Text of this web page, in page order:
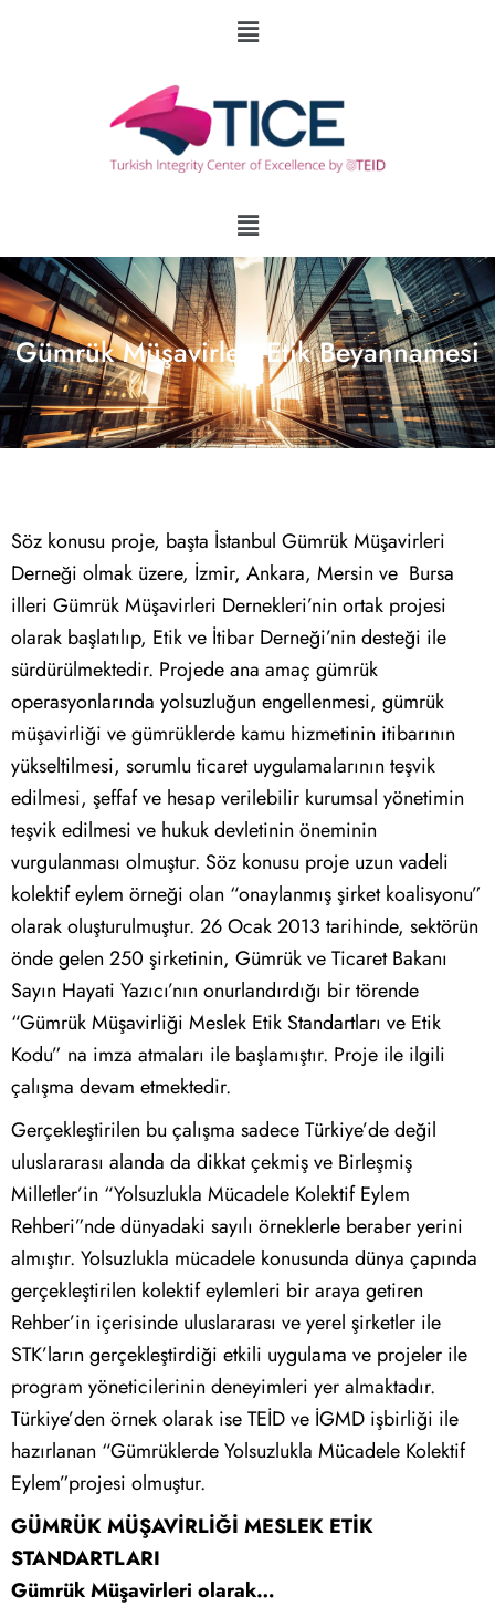
Gümrük Müşavirleri Etik Beyannamesi
Söz konusu proje, başta İstanbul Gümrük Müşavirleri
Derneği olmak üzere, İzmir, Ankara, Mersin ve Bursa
illeri Gümrük Müşavirleri Dernekleri’nin ortak projesi
olarak başlatılıp, Etik ve İtibar Derneği’nin desteği ile
sürdürülmektedir. Projede ana amaç gümrük
operasyonlarında yolsuzluğun engellenmesi, gümrük
müşavirliği ve gümrüklerde kamu hizmetinin itibarının
yükseltilmesi, sorumlu ticaret uygulamalarının teşvik
edilmesi, şeffaf ve hesap verilebilir kurumsal yönetimin
teşvik edilmesi ve hukuk devletinin öneminin
vurgulanması olmuştur. Söz konusu proje uzun vadeli
kolektif eylem örneği olan “onaylanmış şirket koalisyonu”
olarak oluşturulmuştur. 26 Ocak 2013 tarihinde, sektörün
önde gelen 250 şirketinin, Gümrük ve Ticaret Bakanı
Sayın Hayati Yazıcı’nın onurlandırdığı bir törende
“Gümrük Müşavirliği Meslek Etik Standartları ve Etik
Kodu” na imza atmaları ile başlamıştır. Proje ile ilgili
çalışma devam etmektedir.
Gerçekleştirilen bu çalışma sadece Türkiye’de değil
uluslararası alanda da dikkat çekmiş ve Birleşmiş
Milletler’in “Yolsuzlukla Mücadele Kolektif Eylem
Rehberi”nde dünyadaki sayılı örneklerle beraber yerini
almıştır. Yolsuzlukla mücadele konusunda dünya çapında
gerçekleştirilen kolektif eylemleri bir araya getiren
Rehber’in içerisinde uluslararası ve yerel şirketler ile
STK’ların gerçekleştirdiği etkili uygulama ve projeler ile
program yöneticilerinin deneyimleri yer almaktadır.
Türkiye’den örnek olarak ise TEİD ve İGMD işbirliği ile
hazırlanan “Gümrüklerde Yolsuzlukla Mücadele Kolektif
Eylem”projesi olmuştur.
GÜMRÜK MÜŞAVİRLİĞİ MESLEK ETİK
STANDARTLARI
Gümrük Müşavirleri olarak…